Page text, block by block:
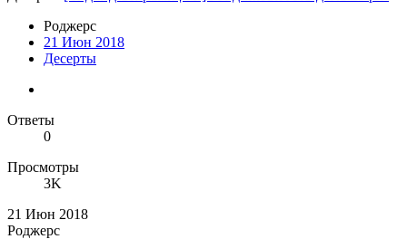
Роджерc
21 Июн 2018
Десерты
Ответы
0
Просмотры
3K
21 Июн 2018
Роджерc